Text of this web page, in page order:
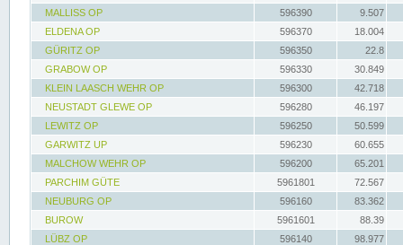
MALLISS OP
596390
9.507
ELDENA OP
596370
18.004
GÜRITZ OP
596350
22.8
GRABOW OP
596330
30.849
KLEIN LAASCH WEHR OP
596300
42.718
NEUSTADT GLEWE OP
596280
46.197
LEWITZ OP
596250
50.599
GARWITZ UP
596230
60.655
MALCHOW WEHR OP
596200
65.201
PARCHIM GÜTE
5961801
72.567
NEUBURG OP
596160
83.362
BUROW
5961601
88.39
LÜBZ OP
596140
98.977